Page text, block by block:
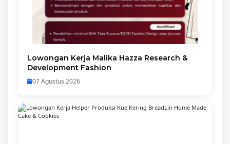
Lowongan Kerja Malika Hazza Research &
Development Fashion
07 Agustus 2026